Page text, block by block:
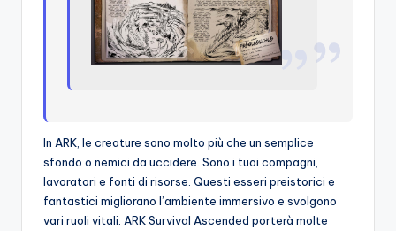
In ARK, le creature sono molto più che un semplice
sfondo o nemici da uccidere. Sono i tuoi compagni,
lavoratori e fonti di risorse. Questi esseri preistorici e
fantastici migliorano l’ambiente immersivo e svolgono
vari ruoli vitali. ARK Survival Ascended porterà molte